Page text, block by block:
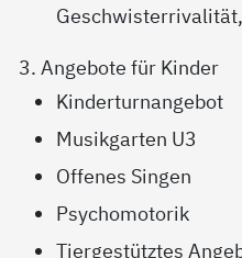
3. Angebote für Kinder
Kinderturnangebot
Musikgarten U3
Offenes Singen
Psychomotorik
Tiergestütztes